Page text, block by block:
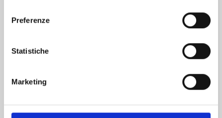
Preferenze
Statistiche
Marketing